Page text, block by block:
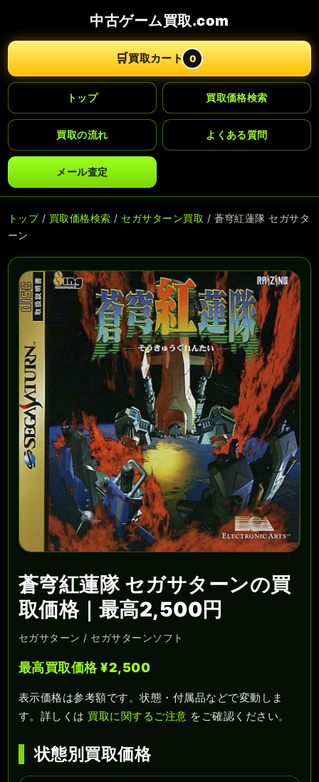
中古ゲーム買取.com
🛒買取カート 0
トップ 買取価格検索
買取の流れ よくある質問
メール査定
トップ/ 買取価格検索 / セガサターン買取 / 蒼穹紅蓮隊 セガサタ
ーン
蒼穹紅蓮隊 セガサターンの買
取価格｜最高2,500円
セガサターン / セガサターンソフト
最高買取価格 ¥2,500
表示価格は参考額です。状態・付属品などで変動しま
す。詳しくは 買取に関するご注意 をご確認ください。
状態別買取価格